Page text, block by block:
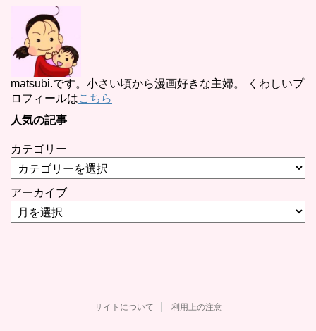
matsubi.です。小さい頃から漫画好きな主婦。 くわしいプ
ロフィールはこちら
人気の記事
カテゴリー
アーカイブ
サイトについて 利用上の注意